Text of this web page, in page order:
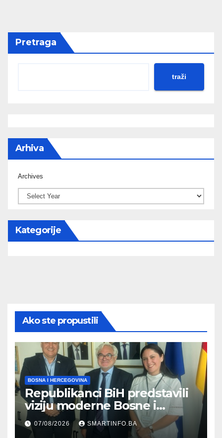
Pretraga
traži
Arhiva
Archives
Kategorije
Ako ste propustili
BOSNA I HERCEGOVINA
Republikanci BiH predstavili
viziju moderne Bosne i
Hercegovine ambasadoru
Njemačke
07/08/2026 SMARTINFO.BA